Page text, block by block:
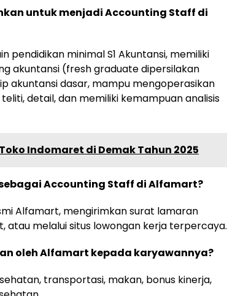
untuk menjadi Accounting Staff di
pendidikan minimal S1 Akuntansi, memiliki
akuntansi (fresh graduate dipersilakan
akuntansi dasar, mampu mengoperasikan
detail, dan memiliki kemampuan analisis
Indomaret di Demak Tahun 2025
Accounting Staff di Alfamart?
Alfamart, mengirimkan surat lamaran
atau melalui situs lowongan kerja terpercaya.
oleh Alfamart kepada karyawannya?
transportasi, makan, bonus kinerja,